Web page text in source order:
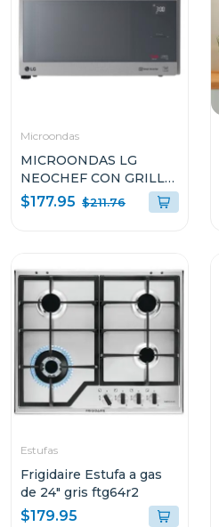
Microondas
MICROONDAS LG
NEOCHEF CON GRILL
DE 1.5p³ DE 1200W
MH1596CIR
$177.95 $211.76
Estufas
Frigidaire Estufa a gas
de 24" gris ftg64r2
$179.95